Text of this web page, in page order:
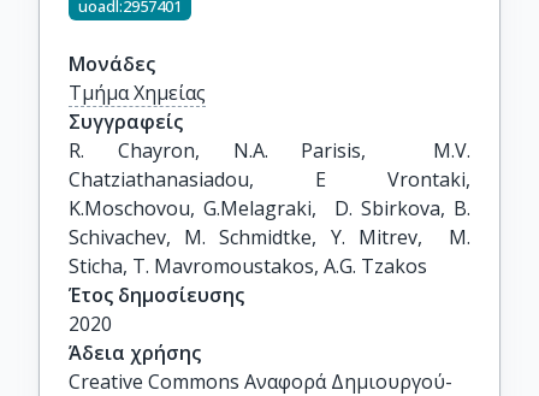
uoadl:2957401
Μονάδες
Τμήμα Χημείας
Συγγραφείς
R. Chayron, N.A. Parisis,  M.V.
Chatziathanasiadou, E Vrontaki,
K.Moschovou, G.Melagraki,  D. Sbirkova, B.
Schivachev, M. Schmidtke, Y. Mitrev,  M.
Sticha, T. Mavromoustakos, A.G. Tzakos
Έτος δημοσίευσης
2020
Άδεια χρήσης
Creative Commons Αναφορά Δημιουργού-